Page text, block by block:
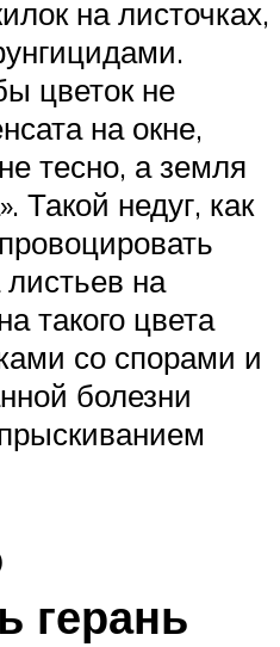
на листочках,
цветок не
на окне,
тесно, а земля
Такой недуг, как
на
такого цвета
со спорами и
болезни
герань